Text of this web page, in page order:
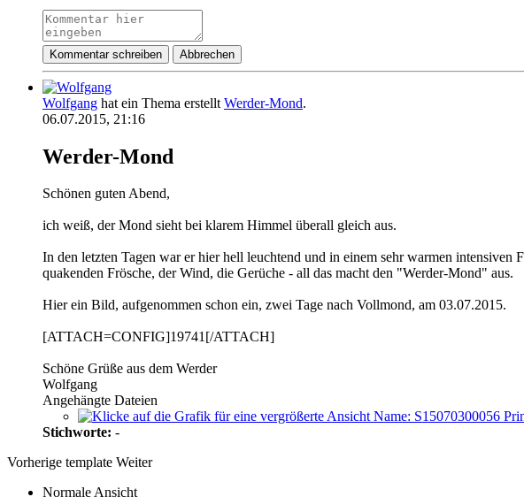
Kommentar schreiben Abbrechen
Wolfgang hat ein Thema erstellt Werder-Mond.
06.07.2015, 21:16
Werder-Mond
Schönen guten Abend,
ich weiß, der Mond sieht bei klarem Himmel überall gleich aus.
In den letzten Tagen war er hier hell leuchtend und in einem sehr warmen
quakenden Frösche, der Wind, die Gerüche - all das macht den "Werder-Mond" aus.
Hier ein Bild, aufgenommen schon ein, zwei Tage nach Vollmond, am 03.07.2015.
[ATTACH=CONFIG]19741[/ATTACH]
Schöne Grüße aus dem Werder
Wolfgang
Angehängte Dateien
Stichworte: -
Vorherige template Weiter
Normale Ansicht